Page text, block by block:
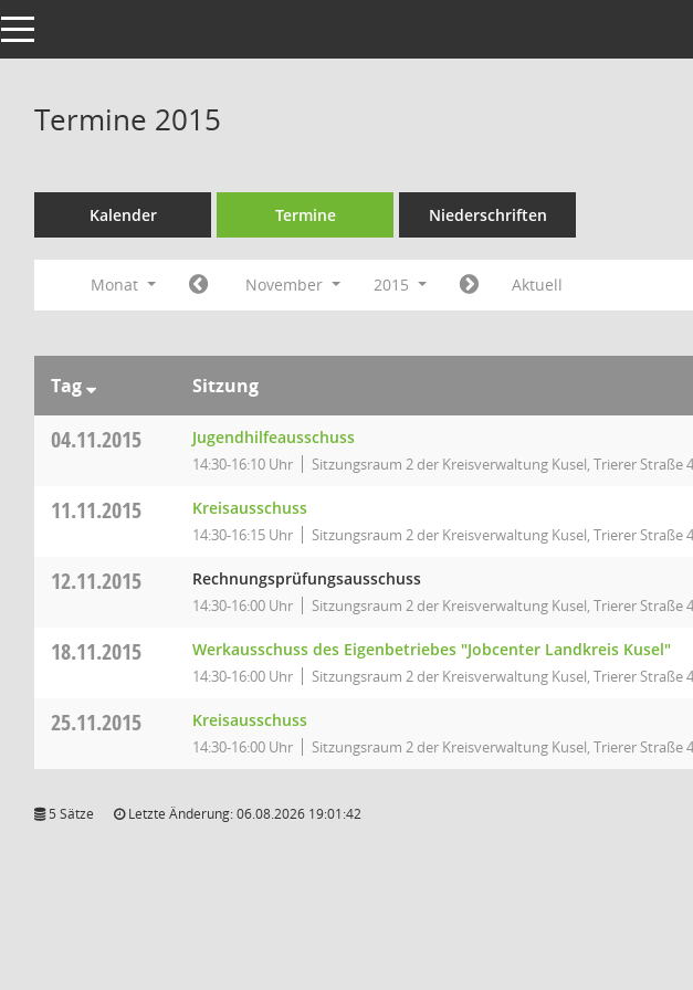
Toggle navigation
Termine 2015
Kalender Termine Niederschriften
Monat November 2015 Aktuell
Tag Sitzung
04.11.2015 Jugendhilfeausschuss
14:30-16:10 Uhr Sitzungsraum 2 der Kreisverwaltung Kusel, Trierer Straße
11.11.2015 Kreisausschuss
14:30-16:15 Uhr Sitzungsraum 2 der Kreisverwaltung Kusel, Trierer Straße
12.11.2015 Rechnungsprüfungsausschuss
14:30-16:00 Uhr Sitzungsraum 2 der Kreisverwaltung Kusel, Trierer Straße
18.11.2015 Werkausschuss des Eigenbetriebes "Jobcenter Landkreis Kusel"
14:30-16:00 Uhr Sitzungsraum 2 der Kreisverwaltung Kusel, Trierer Straße
25.11.2015 Kreisausschuss
14:30-16:00 Uhr Sitzungsraum 2 der Kreisverwaltung Kusel, Trierer Straße
5 Sätze Letzte Änderung: 06.08.2026 19:01:42